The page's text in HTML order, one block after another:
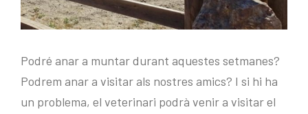
Podré anar a muntar durant aquestes setmanes?
Podrem anar a visitar als nostres amics? I si hi ha
un problema, el veterinari podrà venir a visitar el